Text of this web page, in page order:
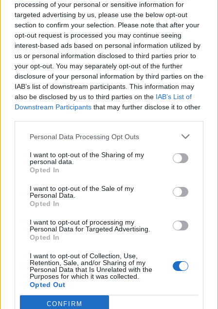
processing of your personal or sensitive information for
targeted advertising by us, please use the below opt-out
section to confirm your selection. Please note that after your
opt-out request is processed you may continue seeing
interest-based ads based on personal information utilized by
us or personal information disclosed to third parties prior to
your opt-out. You may separately opt-out of the further
disclosure of your personal information by third parties on the
IAB’s list of downstream participants. This information may
also be disclosed by us to third parties on the IAB’s List of
Downstream Participants that may further disclose it to other
Personal Data Processing Opt Outs
I want to opt-out of the Sharing of my
personal data.
Opted In
I want to opt-out of the Sale of my
Personal Data.
Opted In
I want to opt-out of processing my
Personal Data for Targeted Advertising.
Opted In
I want to opt-out of Collection, Use,
Retention, Sale, and/or Sharing of my
Personal Data that Is Unrelated with the
Purposes for which it was collected.
Opted Out
CONFIRM
27 Ιουλίου 2012 08:00
Ο θάνατος παραμονεύει στις καμπίνες
Όχι μην πάει το μυαλό σας σε κάποια ταινία
σολάριουμ στην καμπίνα της,...
04 Απριλίου 2012 08:00
8 φορές πάνω ο καρκίνος του δέρματος
στις γυναίκες λόγω solarium